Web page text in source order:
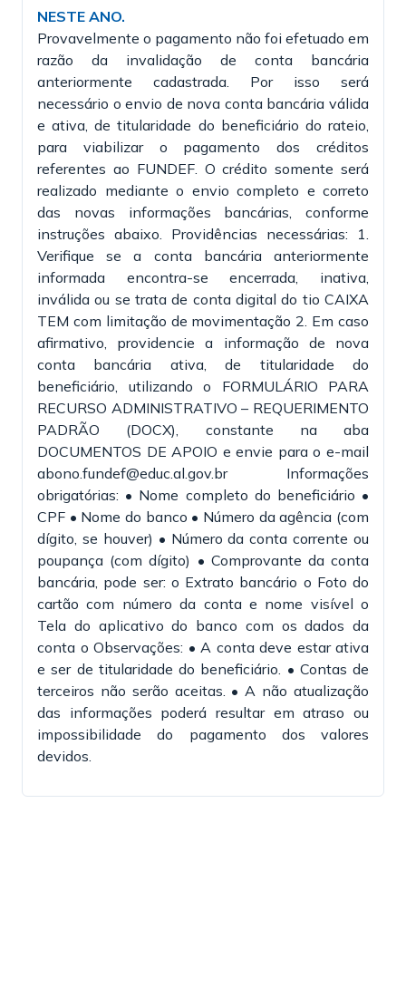
NESTE ANO.
Provavelmente o pagamento não foi efetuado em
razão da invalidação de conta bancária
anteriormente cadastrada. Por isso será
necessário o envio de nova conta bancária válida
e ativa, de titularidade do beneficiário do rateio,
para viabilizar o pagamento dos créditos
referentes ao FUNDEF. O crédito somente será
realizado mediante o envio completo e correto
das novas informações bancárias, conforme
instruções abaixo. Providências necessárias: 1.
Verifique se a conta bancária anteriormente
informada encontra-se encerrada, inativa,
inválida ou se trata de conta digital do tio CAIXA
TEM com limitação de movimentação 2. Em caso
afirmativo, providencie a informação de nova
conta bancária ativa, de titularidade do
beneficiário, utilizando o FORMULÁRIO PARA
RECURSO ADMINISTRATIVO – REQUERIMENTO
PADRÃO (DOCX), constante na aba
DOCUMENTOS DE APOIO e envie para o e-mail
abono.fundef@educ.al.gov.br Informações
obrigatórias: • Nome completo do beneficiário •
CPF • Nome do banco • Número da agência (com
dígito, se houver) • Número da conta corrente ou
poupança (com dígito) • Comprovante da conta
bancária, pode ser: o Extrato bancário o Foto do
cartão com número da conta e nome visível o
Tela do aplicativo do banco com os dados da
conta o Observações: • A conta deve estar ativa
e ser de titularidade do beneficiário. • Contas de
terceiros não serão aceitas. • A não atualização
das informações poderá resultar em atraso ou
impossibilidade do pagamento dos valores
devidos.